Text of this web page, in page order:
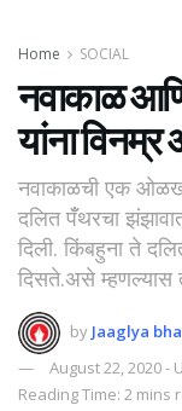
Home SOCIAL
नवाकाळ
यांना
नवाकाळची एक ओळख
दलित पँँथरचा
दिली. किंबहुना ते
दिसते.असे म्हणल्यास
by Jaaglya
August 22, 2020 -
Reading Time: 2 mins